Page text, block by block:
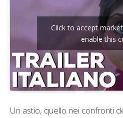
Click to accept
enable this
Un astio, quello nei confronti